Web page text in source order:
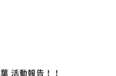
活動報告！！